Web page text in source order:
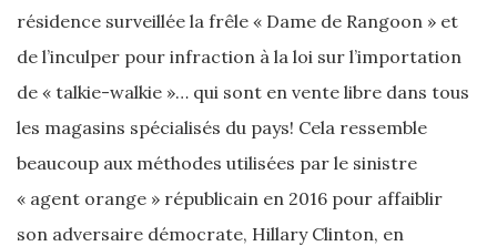
résidence surveillée la frêle « Dame de Rangoon » et
de l’inculper pour infraction à la loi sur l’importation
de « talkie-walkie »… qui sont en vente libre dans tous
les magasins spécialisés du pays! Cela ressemble
beaucoup aux méthodes utilisées par le sinistre
« agent orange » républicain en 2016 pour affaiblir
son adversaire démocrate, Hillary Clinton, en